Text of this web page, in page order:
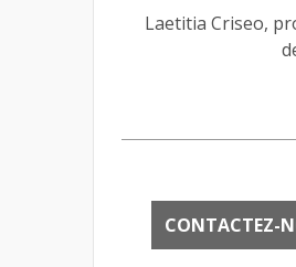
Laetitia Criseo,
CONTACTEZ-